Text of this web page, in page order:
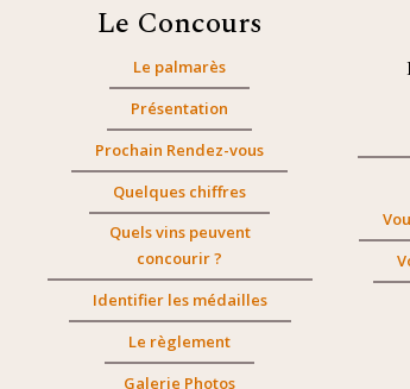
Le Concours
Le palmarès
Présentation
Prochain Rendez-vous
Quelques chiffres
Quels vins peuvent
concourir ?
Identifier les médailles
Le règlement
Galerie Photos